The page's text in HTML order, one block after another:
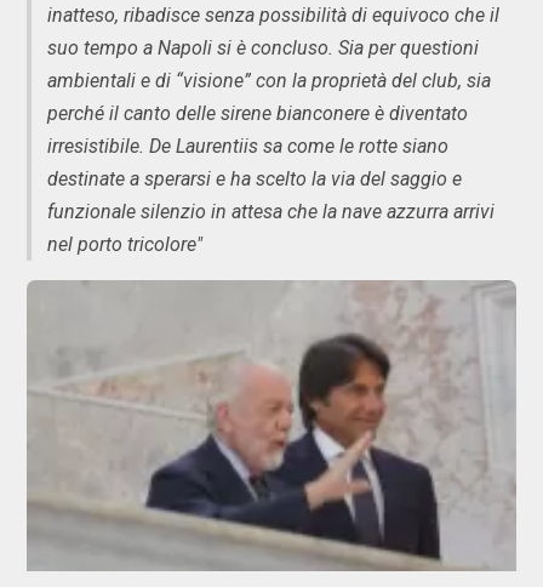
inatteso, ribadisce senza possibilità di equivoco che il
suo tempo a Napoli si è concluso. Sia per questioni
ambientali e di “visione” con la proprietà del club, sia
perché il canto delle sirene bianconere è diventato
irresistibile. De Laurentiis sa come le rotte siano
destinate a sperarsi e ha scelto la via del saggio e
funzionale silenzio in attesa che la nave azzurra arrivi
nel porto tricolore"